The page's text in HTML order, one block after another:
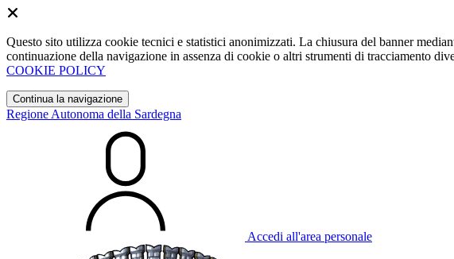
Questo sito utilizza cookie tecnici e statistici anonimizzati. La chiusura del banner
continuazione della navigazione in assenza di cookie o altri strumenti di tracciamento
COOKIE POLICY
Continua la navigazione
Regione Autonoma della Sardegna
Accedi all'area personale